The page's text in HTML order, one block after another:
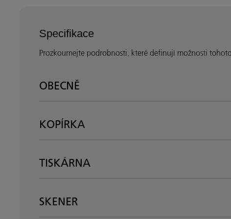
Specifikace
Prozkoumejte podrobnosti, které definují možnosti
OBECNĚ
KOPÍRKA
TISKÁRNA
SKENER